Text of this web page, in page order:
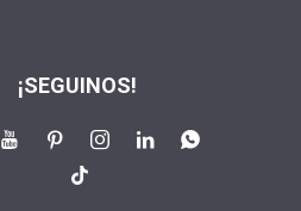
¡SEGUINOS!
   

